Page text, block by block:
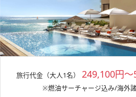
旅行代金（大人1名） 249,100円
※燃油サーチャージ込み/海外